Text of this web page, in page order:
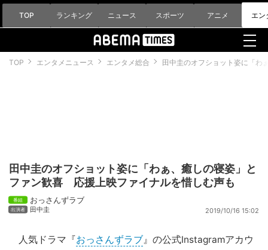
TOP ランキング ニュース スポーツ アニメ エン
TOP エンタメニュース エンタメ総合 田中圭のオフショット姿に「
田中圭のオフショット姿に「わぁ、癒しの寝姿」と
ファン歓喜 応援上映ファイナルを惜しむ声も
おっさんずラブ
田中圭 2019/10/16 15:02
人気ドラマ『おっさんずラブ』の公式Instagramアカウ